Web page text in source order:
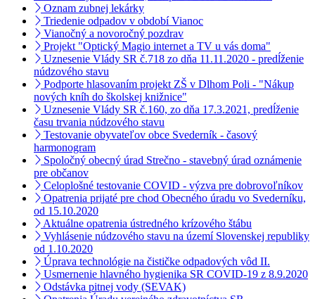
Oznam zubnej lekárky
Triedenie odpadov v období Vianoc
Vianočný a novoročný pozdrav
Projekt "Optický Magio internet a TV u vás doma"
Uznesenie Vlády SR č.718 zo dňa 11.11.2020 - predĺženie
núdzového stavu
Podporte hlasovaním projekt ZŠ v Dlhom Poli - "Nákup
nových kníh do školskej knižnice"
Uznesenie Vlády SR č.160, zo dňa 17.3.2021, predĺženie
času trvania núdzového stavu
Testovanie obyvateľov obce Svederník - časový
harmonogram
Spoločný obecný úrad Strečno - stavebný úrad oznámenie
pre občanov
Celoplošné testovanie COVID - výzva pre dobrovoľníkov
Opatrenia prijaté pre chod Obecného úradu vo Svederníku,
od 15.10.2020
Aktuálne opatrenia ústredného krízového štábu
Vyhlásenie núdzového stavu na území Slovenskej republiky
od 1.10.2020
Úprava technológie na čističke odpadových vôd II.
Usmernenie hlavného hygienika SR COVID-19 z 8.9.2020
Odstávka pitnej vody (SEVAK)